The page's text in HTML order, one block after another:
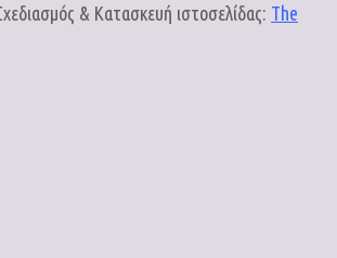
& Κατασκευή ιστοσελίδας: The